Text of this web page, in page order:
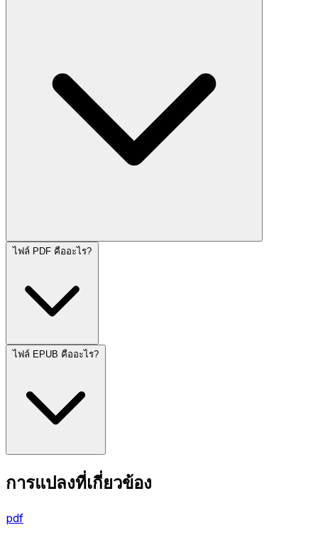
ไฟล์ PDF คืออะไร?
ไฟล์ EPUB คืออะไร?
การแปลงที่เกี่ยวข้อง
pdf